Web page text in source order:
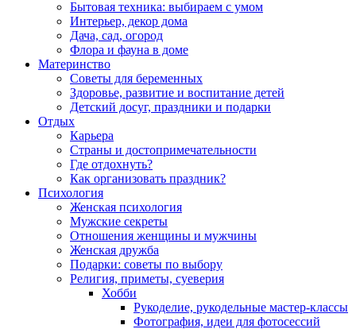
Бытовая техника: выбираем с умом
Интерьер, декор дома
Дача, сад, огород
Флора и фауна в доме
Материнство
Советы для беременных
Здоровье, развитие и воспитание детей
Детский досуг, праздники и подарки
Отдых
Карьера
Страны и достопримечательности
Где отдохнуть?
Как организовать праздник?
Психология
Женская психология
Мужские секреты
Отношения женщины и мужчины
Женская дружба
Подарки: советы по выбору
Религия, приметы, суеверия
Хобби
Рукоделие, рукодельные мастер-классы
Фотография, идеи для фотосессий